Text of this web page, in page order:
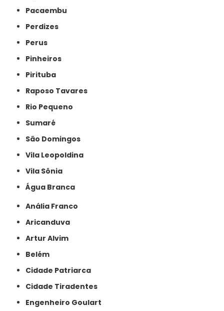
Pacaembu
Perdizes
Perus
Pinheiros
Pirituba
Raposo Tavares
Rio Pequeno
Sumaré
São Domingos
Vila Leopoldina
Vila Sônia
Água Branca
Anália Franco
Aricanduva
Artur Alvim
Belém
Cidade Patriarca
Cidade Tiradentes
Engenheiro Goulart